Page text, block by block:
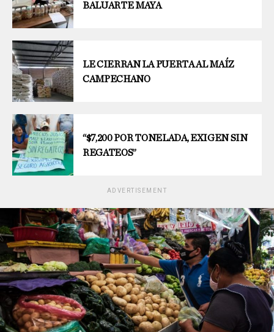
BALUARTE MAYA
LE CIERRAN LA PUERTA AL MAÍZ
CAMPECHANO
“$7,200 POR TONELADA, EXIGEN SIN
REGATEOS”
ADVERTISEMENT